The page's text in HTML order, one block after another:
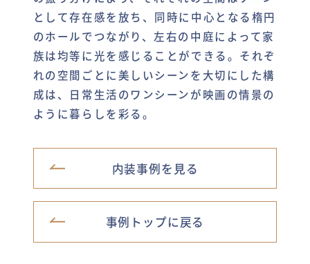
として存在感を放ち、同時に中心となる楕円
のホールでつながり、左右の中庭によって家
族は均等に光を感じることができる。それぞ
れの空間ごとに美しいシーンを大切にした構
成は、日常生活のワンシーンが映画の情景の
ように暮らしを彩る。
内装事例を見る
事例トップに戻る